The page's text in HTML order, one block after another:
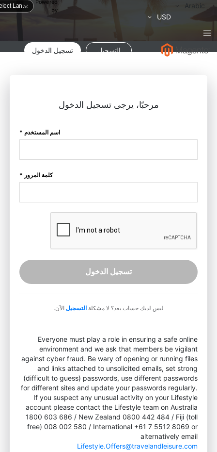
Powered
by
لغة
Arabic
العملة
USD
التسجيل تسجيل الدخول
مرحبًا، يرجى تسجيل الدخول
اسم المستخدم *
كلمة المرور *
تسجيل الدخول
ليس لديك حساب بعد؟ لا مشكلةالتسجيل الآن.
Everyone must play a role in ensuring a safe online
environment and we ask that members be vigilant
against cyber fraud. Be wary of opening or running files
and links attached to unsolicited emails, set strong
(difficult to guess) passwords, use different passwords
for different sites and update your passwords regularly.
If you suspect any unusual activity on your Lifestyle
account please contact the Lifestyle team on Australia
1800 603 686 / New Zealand 0800 442 484 / Fiji (toll
free) 008 002 580 / International +61 7 5512 8069 or
alternatively email
Lifestyle.Offers@travelandleisure.com